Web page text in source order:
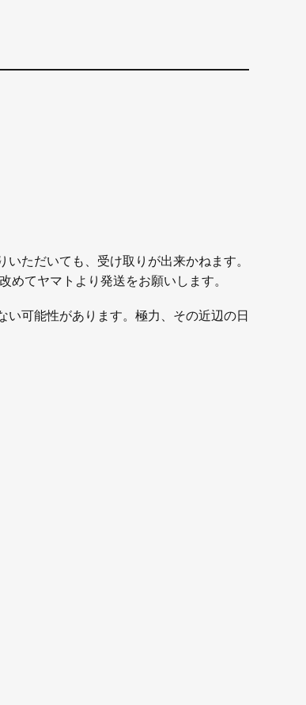
ただいても、受け取りが出来かねます。
てヤマトより発送をお願いします。
い可能性があります。極力、その近辺の日